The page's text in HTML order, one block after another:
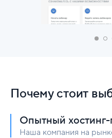
Почему стоит
Опытный
Наша компания на